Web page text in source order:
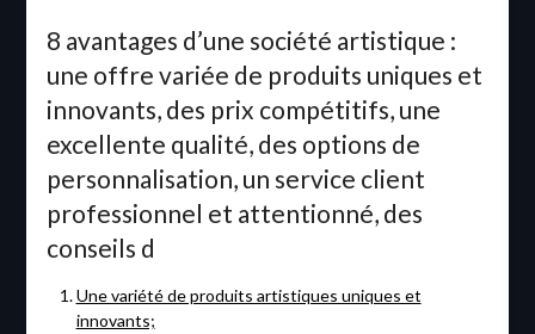
8 avantages d’une société artistique :
une offre variée de produits uniques et
innovants, des prix compétitifs, une
excellente qualité, des options de
personnalisation, un service client
professionnel et attentionné, des
conseils d
Une variété de produits artistiques uniques et
innovants;